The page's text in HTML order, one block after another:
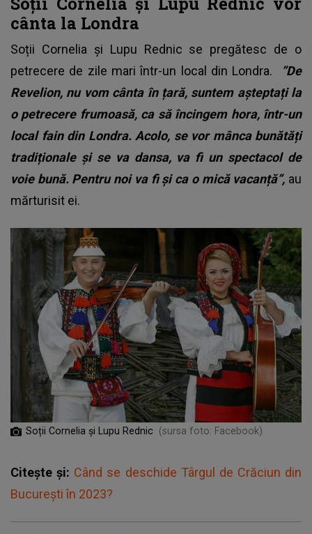
cânta la Londra
Soții Cornelia și Lupu Rednic se pregătesc de o
petrecere de zile mari într-un local din Londra.
”De
Revelion, nu vom cânta în țară, suntem așteptați la
o petrecere frumoasă, ca să încingem hora, într-un
local fain din Londra. Acolo, se vor mânca bunătăți
tradiționale și se va dansa, va fi un spectacol de
voie bună. Pentru noi va fi și ca o mică vacanță”, au
mărturisit ei.
Soții Cornelia și Lupu Rednic (sursa foto: Facebook)
Citește și: Când se deschide Târgul de Crăciun din
București în 2023?